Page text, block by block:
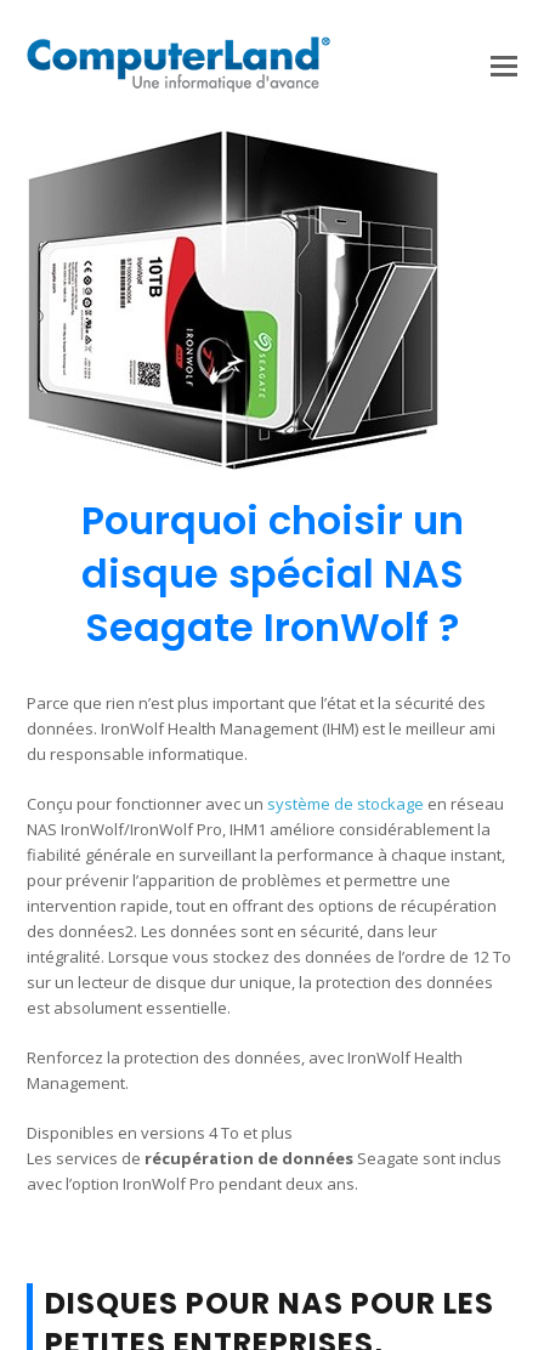
Pourquoi choisir un
disque spécial NAS
Seagate IronWolf ?
Parce que rien n’est plus important que l’état et la sécurité des
données. IronWolf Health Management (IHM) est le meilleur ami
du responsable informatique.
Conçu pour fonctionner avec un système de stockage en réseau
NAS IronWolf/IronWolf Pro, IHM1 améliore considérablement la
fiabilité générale en surveillant la performance à chaque instant,
pour prévenir l’apparition de problèmes et permettre une
intervention rapide, tout en offrant des options de récupération
des données2. Les données sont en sécurité, dans leur
intégralité. Lorsque vous stockez des données de l’ordre de 12 To
sur un lecteur de disque dur unique, la protection des données
est absolument essentielle.
Renforcez la protection des données, avec IronWolf Health
Management.
Disponibles en versions 4 To et plus
Les services de récupération de données Seagate sont inclus
avec l’option IronWolf Pro pendant deux ans.
DISQUES POUR NAS POUR LES